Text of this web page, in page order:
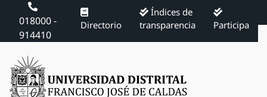
018000 -
914410
Directorio
Índices de
transparencia
Participa